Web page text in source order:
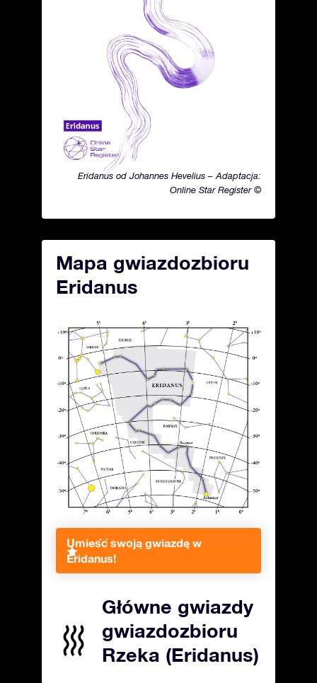
Eridanus od Johannes Hevelius – Adaptacja:
Online Star Register ©
Mapa gwiazdozbioru
Eridanus
Umieść swoją gwiazdę w
Eridanus!
Główne gwiazdy
gwiazdozbioru
Rzeka (Eridanus)